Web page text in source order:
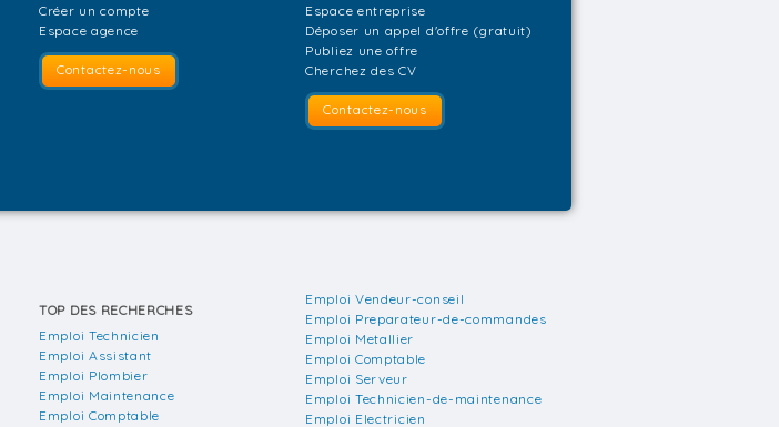
Créer un compte
Espace agence
Contactez-nous
Espace entreprise
Déposer un appel d'offre (gratuit)
Publiez une offre
Cherchez des CV
Contactez-nous
TOP DES RECHERCHES
Emploi Technicien
Emploi Assistant
Emploi Plombier
Emploi Maintenance
Emploi Comptable
Emploi Vendeur-conseil
Emploi Preparateur-de-commandes
Emploi Metallier
Emploi Comptable
Emploi Serveur
Emploi Technicien-de-maintenance
Emploi Electricien